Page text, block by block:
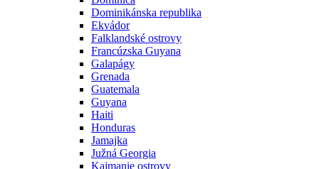
Dominikánska republika
Ekvádor
Falklandské ostrovy
Francúzska Guyana
Galapágy
Grenada
Guatemala
Guyana
Haiti
Honduras
Jamajka
Južná Georgia
Kajmanie ostrovy